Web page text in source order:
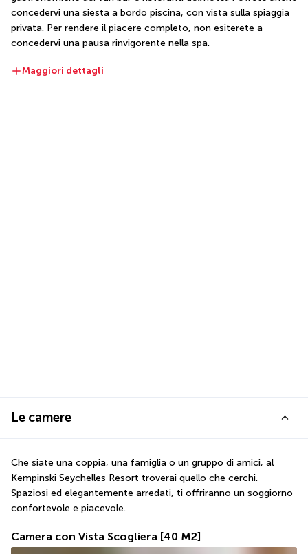
concedervi una siesta a bordo piscina, con vista sulla spiaggia
privata. Per rendere il piacere completo, non esiterete a
concedervi una pausa rinvigorente nella spa.
Maggiori dettagli
Le camere
Che siate una coppia, una famiglia o un gruppo di amici, al
Kempinski Seychelles Resort troverai quello che cerchi.
Spaziosi ed elegantemente arredati, ti offriranno un soggiorno
confortevole e piacevole.
Camera con Vista Scogliera [40 M2]